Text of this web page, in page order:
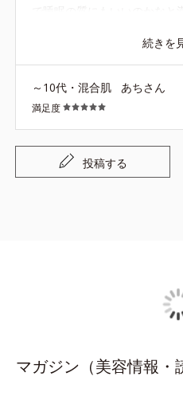
続きを
～10代・混合肌 あちさん
満足度
投稿する
マガジン（美容情報・